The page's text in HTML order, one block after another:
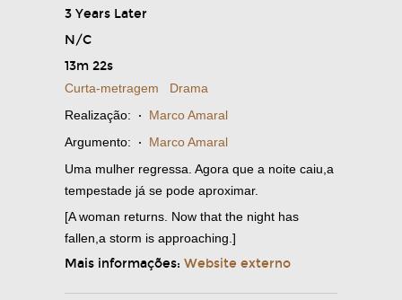
3 Years Later
N/C
13m 22s
Curta-metragem
Drama
Realização: · Marco Amaral
Argumento: · Marco Amaral
Uma mulher regressa. Agora que a noite caiu,a
tempestade já se pode aproximar.
[A woman returns. Now that the night has
fallen,a storm is approaching.]
Mais informações: Website externo